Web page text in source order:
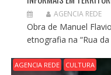
AGENCIA REDE
Obra de Manuel
etnografia na “Rua
AGENCIA REDE CULTURA